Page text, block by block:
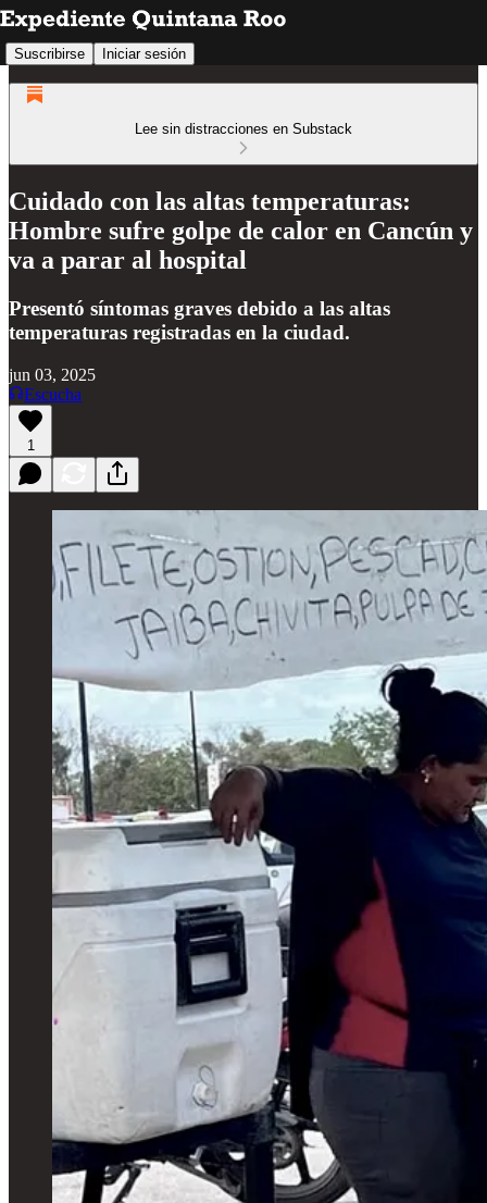
Suscribirse Iniciar sesión
Lee sin distracciones en Substack
Cuidado con las altas temperaturas:
Hombre sufre golpe de calor en Cancún y
va a parar al hospital
Presentó síntomas graves debido a las altas
temperaturas registradas en la ciudad.
jun 03, 2025
Escucha
1